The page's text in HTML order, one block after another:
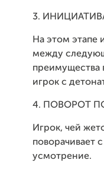
3.
На этом этапе
между
преимущества
игрок с
4. ПОВОРОТ
Игрок, чей
поворачивает
усмотрение.